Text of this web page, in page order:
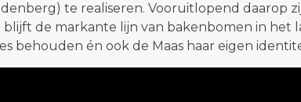
te realiseren. Vooruitlopend daarop
blijft de markante lijn van bakenbomen in het
behouden én ook de Maas haar eigen